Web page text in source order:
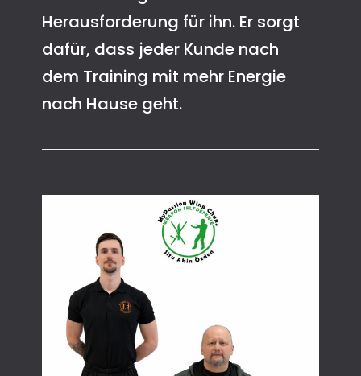
Herausforderung für ihn. Er sorgt
dafür, dass jeder Kunde nach
dem Training mit mehr Energie
nach Hause geht.